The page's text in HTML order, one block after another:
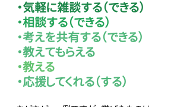
・気軽に雑談する（できる）
・相談する（できる）
・考えを共有する（できる）
・教えてもらえる
・教える
・応援してくれる（する）